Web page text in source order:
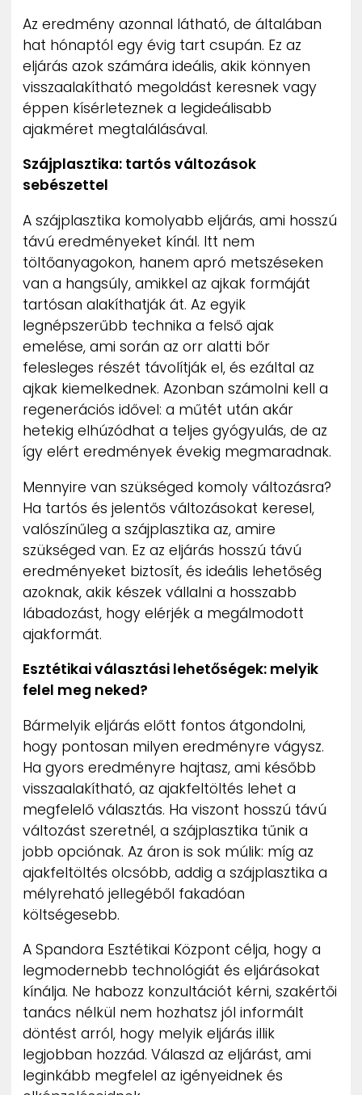
Az eredmény azonnal látható, de általában
hat hónaptól egy évig tart csupán. Ez az
eljárás azok számára ideális, akik könnyen
visszaalakítható megoldást keresnek vagy
éppen kísérleteznek a legideálisabb
ajakméret megtalálásával.
Szájplasztika: tartós változások
sebészettel
A szájplasztika komolyabb eljárás, ami hosszú
távú eredményeket kínál. Itt nem
töltőanyagokon, hanem apró metszéseken
van a hangsúly, amikkel az ajkak formáját
tartósan alakíthatják át. Az egyik
legnépszerűbb technika a felső ajak
emelése, ami során az orr alatti bőr
felesleges részét távolítják el, és ezáltal az
ajkak kiemelkednek. Azonban számolni kell a
regenerációs idővel: a műtét után akár
hetekig elhúzódhat a teljes gyógyulás, de az
így elért eredmények évekig megmaradnak.
Mennyire van szükséged komoly változásra?
Ha tartós és jelentős változásokat keresel,
valószínűleg a szájplasztika az, amire
szükséged van. Ez az eljárás hosszú távú
eredményeket biztosít, és ideális lehetőség
azoknak, akik készek vállalni a hosszabb
lábadozást, hogy elérjék a megálmodott
ajakformát.
Esztétikai választási lehetőségek: melyik
felel meg neked?
Bármelyik eljárás előtt fontos átgondolni,
hogy pontosan milyen eredményre vágysz.
Ha gyors eredményre hajtasz, ami később
visszaalakítható, az ajakfeltöltés lehet a
megfelelő választás. Ha viszont hosszú távú
változást szeretnél, a szájplasztika tűnik a
jobb opciónak. Az áron is sok múlik: míg az
ajakfeltöltés olcsóbb, addig a szájplasztika a
mélyreható jellegéből fakadóan
költségesebb.
A Spandora Esztétikai Központ célja, hogy a
legmodernebb technológiát és eljárásokat
kínálja. Ne habozz konzultációt kérni, szakértői
tanács nélkül nem hozhatsz jól informált
döntést arról, hogy melyik eljárás illik
legjobban hozzád. Válaszd az eljárást, ami
leginkább megfelel az igényeidnek és